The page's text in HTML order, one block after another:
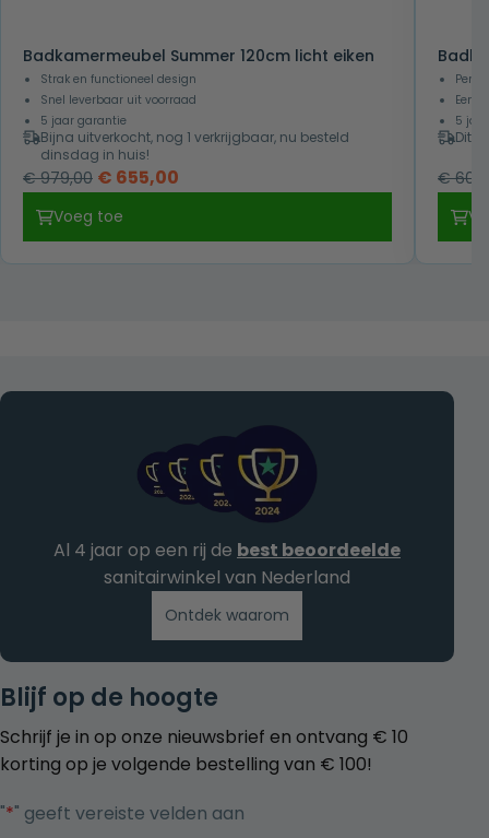
Badkamermeubel Summer 120cm licht eiken
Strak en functioneel design
Snel leverbaar uit voorraad
5 jaar garantie
Bijna uitverkocht, nog 1 verkrijgbaar, nu besteld
dinsdag in huis!
€979,00 Oorspronkelijke
€ 979,00.
€ 655,00
€ 655,00.
Voeg toe
5
Dit
€
Blijf op de hoogte
Schrijf je in op onze nieuwsbrief en ontvang € 10
korting op je volgende bestelling van € 100!
"*" geeft vereiste velden aan
Al 4 jaar op een rij de best beoordeelde
sanitairwinkel van Nederland
Ontdek waarom